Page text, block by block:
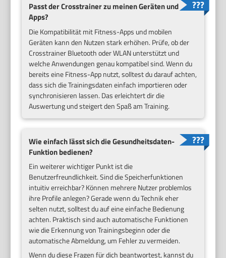
Passt der Crosstrainer zu meinen Geräten und
Apps?
Die Kompatibilität mit Fitness-Apps und mobilen
Geräten kann den Nutzen stark erhöhen. Prüfe, ob der
Crosstrainer Bluetooth oder WLAN unterstützt und
welche Anwendungen genau kompatibel sind. Wenn du
bereits eine Fitness-App nutzt, solltest du darauf achten,
dass sich die Trainingsdaten einfach importieren oder
synchronisieren lassen. Das erleichtert dir die
Auswertung und steigert den Spaß am Training.
Wie einfach lässt sich die Gesundheitsdaten-
Funktion bedienen?
Ein weiterer wichtiger Punkt ist die
Benutzerfreundlichkeit. Sind die Speicherfunktionen
intuitiv erreichbar? Können mehrere Nutzer problemlos
ihre Profile anlegen? Gerade wenn du Technik eher
selten nutzt, solltest du auf eine einfache Bedienung
achten. Praktisch sind auch automatische Funktionen
wie die Erkennung von Trainingsbeginn oder die
automatische Abmeldung, um Fehler zu vermeiden.
Wenn du diese Fragen für dich beantwortest, kannst du